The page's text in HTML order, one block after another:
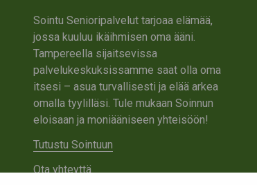
Sointu Senioripalvelut tarjoaa elämää,
jossa kuuluu ikäihmisen oma ääni.
Tampereella sijaitsevissa
palvelukeskuksissamme saat olla oma
itsesi – asua turvallisesti ja elää arkea
omalla tyylilläsi. Tule mukaan Soinnun
eloisaan ja moniääniseen yhteisöön!
Tutustu Sointuun
Ota yhteyttä